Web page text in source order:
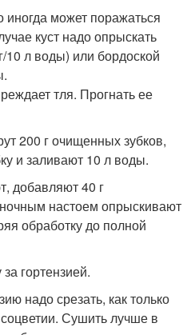
иногда может поражаться
куст надо опрыскать
10 л воды) или бордоской
тля. Прогнать ее
200 г очищенных зубков,
и заливают 10 л воды.
добавляют 40 г
настоем опрыскивают
обработку до полной
гортензией.
надо срезать, как только
Сушить лучше в